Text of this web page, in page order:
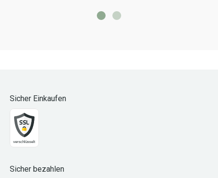
Sicher Einkaufen
Sicher bezahlen